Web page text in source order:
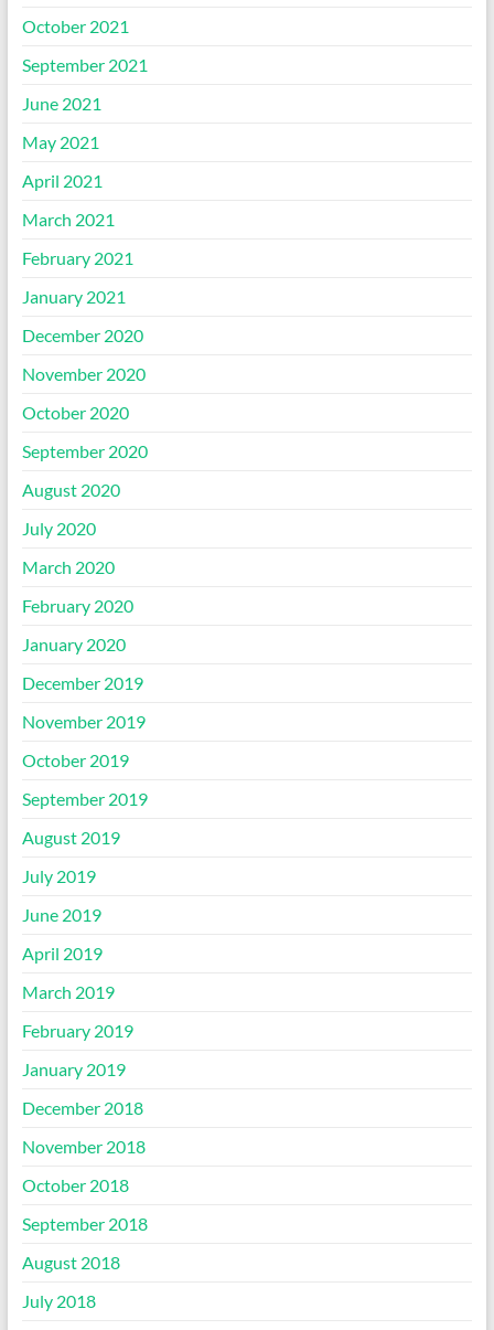
October 2021
September 2021
June 2021
May 2021
April 2021
March 2021
February 2021
January 2021
December 2020
November 2020
October 2020
September 2020
August 2020
July 2020
March 2020
February 2020
January 2020
December 2019
November 2019
October 2019
September 2019
August 2019
July 2019
June 2019
April 2019
March 2019
February 2019
January 2019
December 2018
November 2018
October 2018
September 2018
August 2018
July 2018